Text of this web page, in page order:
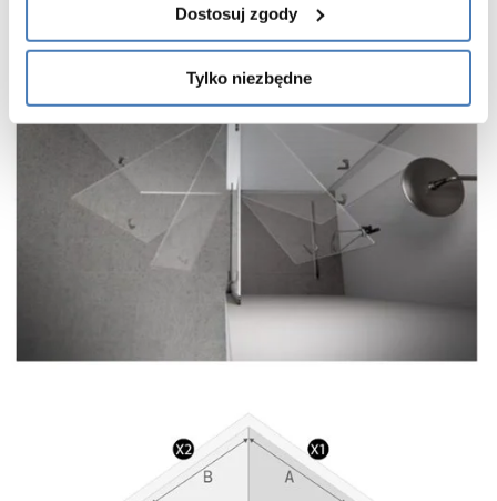
Dostosuj zgody
Tylko niezbędne